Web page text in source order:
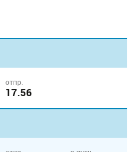
отпр.
17.56